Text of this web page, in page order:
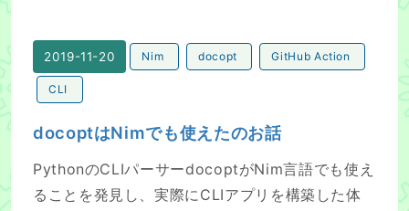
2019-11-20 Nim docopt GitHub Action
CLI
docoptはNimでも使えたのお話
PythonのCLIパーサーdocoptがNim言語でも使え
ることを発見し、実際にCLIアプリを構築した体